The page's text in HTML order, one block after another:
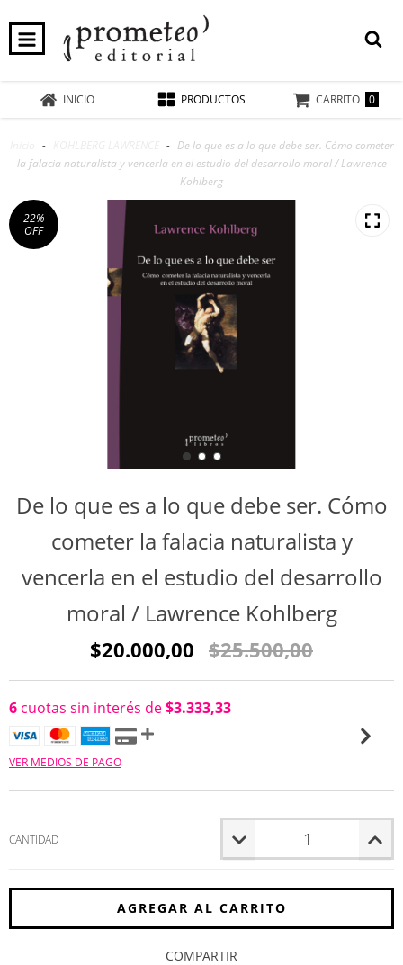
INICIO PRODUCTOS CARRITO 0
- - De lo que es a lo que debe ser. Cómo cometer
la falacia naturalista y vencerla en el estudio del desarrollo moral / Lawrence
Kohlberg
22%
OFF
De lo que es a lo que debe ser. Cómo
cometer la falacia naturalista y
vencerla en el estudio del desarrollo
moral / Lawrence Kohlberg
$20.000,00 $25.500,00
6 cuotas sin interés de$3.333,33
VER MEDIOS DE PAGO
CANTIDAD
COMPARTIR